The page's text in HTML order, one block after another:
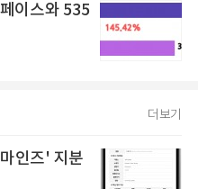
이스와 535
더보기
인즈' 지분